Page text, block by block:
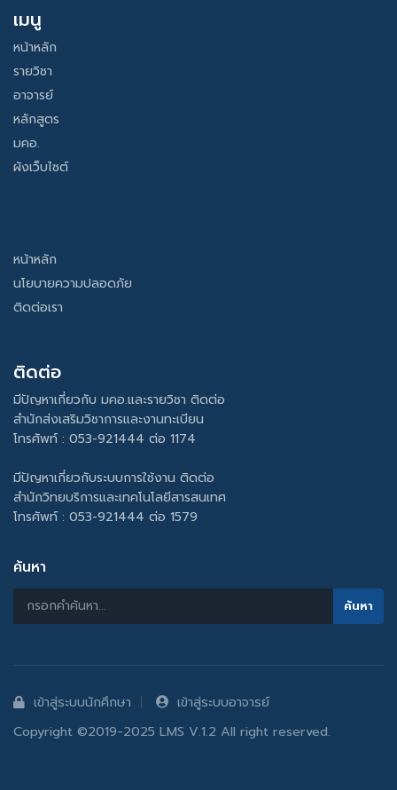
เมนู
หน้าหลัก
รายวิชา
อาจารย์
หลักสูตร
มคอ.
ผังเว็บไซต์
หน้าหลัก
นโยบายความปลอดภัย
ติดต่อเรา
ติดต่อ
มีปัญหาเกี่ยวกับ มคอ.และรายวิชา ติดต่อ
สำนักส่งเสริมวิชาการและงานทะเบียน
โทรศัพท์ : 053-921444 ต่อ 1174
มีปัญหาเกี่ยวกับระบบการใช้งาน ติดต่อ
สำนักวิทยบริการและเทคโนโลยีสารสนเทศ
โทรศัพท์ : 053-921444 ต่อ 1579
ค้นหา
เข้าสู่ระบบนักศึกษา
เข้าสู่ระบบอาจารย์
Copyright ©2019-2025 LMS V.1.2 All right reserved.